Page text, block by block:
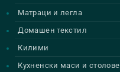
Матраци и легла
Домашен текстил
Килими
Кухненски маси и столове